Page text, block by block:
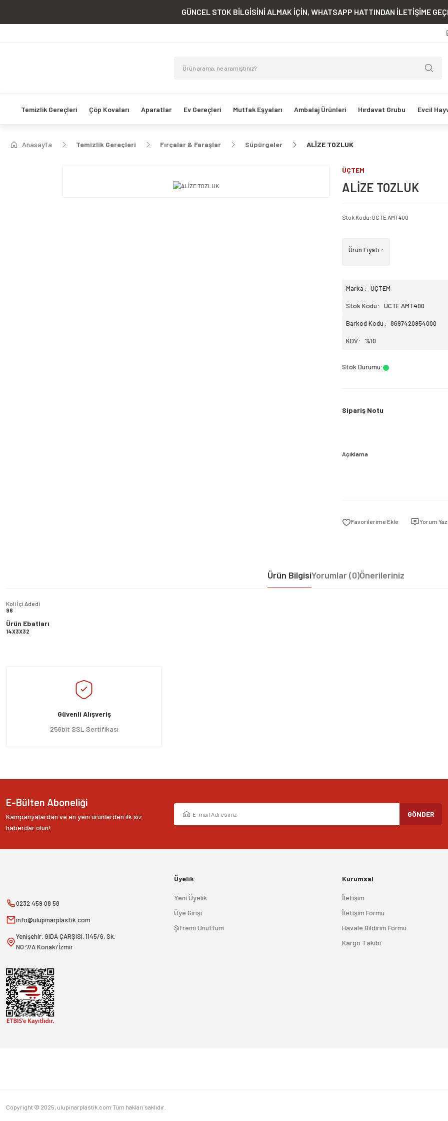
GÜNCEL STOK BİLGİSİNİ ALMAK İÇİN, WHATSAPP HATTINDAN İLETİŞİME
Temizlik Gereçleri Çöp Kovaları Aparatlar Ev Gereçleri Mutfak Eşyaları Ambalaj Ürünleri Hırdavat Grubu Evcil
Anasayfa Temizlik Gereçleri Fırçalar & Faraşlar Süpürgeler ALİZE TOZLUK
ÜÇTEM
ALİZE TOZLUK
Stok Kodu:UCTE AMT400
Ürün Fiyatı :
Marka ÜÇTEM
Stok Kodu UCTE AMT400
Barkod Kodu 8697420954000
KDV %10
Stok Durumu:
Sipariş Notu
Açıklama
Yorum Yaz
Ürün BilgisiYorumlar (0)Önerileriniz
Koli İçi Adedi
96
Ürün Ebatları
14X3X32
Ürün resmi kalitesiz, bozuk veya görüntülenemiyor.
Ürün açıklamasında eksik bilgiler bulunuyor.
Ürün bilgilerinde hatalar bulunuyor.
Ürün fiyatı diğer sitelerden daha pahalı.
Güvenli Alışveriş
256bit SSL Sertifikası
E-Bülten Aboneliği
Kampanyalardan ve en yeni ürünlerden ilk siz
haberdar olun!
GÖNDER
0232 459 08 58
info@ulupinarplastik.com
Yenişehir, GIDA ÇARŞISI, 1145/6. Sk.
NO:7/A Konak/İzmir
Üyelik
Yeni Üyelik
Üye Girişi
Şifremi Unuttum
Kurumsal
İletişim
İletişim Formu
Havale Bildirim Formu
Kargo Takibi
Copyright © 2025, ulupinarplastik.com Tüm hakları saklıdır.